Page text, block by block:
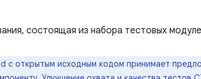
состоящая из набора тестовых
с открытым исходным кодом принимает